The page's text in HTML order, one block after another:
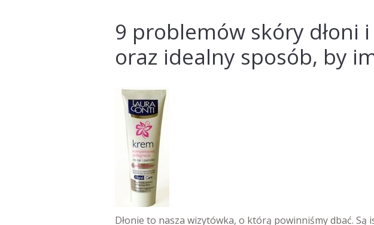
9 problemów skóry dłoni
oraz idealny sposób, by
Dłonie to nasza wizytówka, o którą powinniśmy dbać. Są